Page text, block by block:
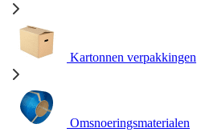
Kartonnen verpakkingen
Omsnoeringsmaterialen